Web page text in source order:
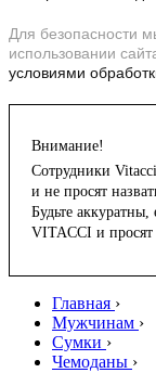
Для безопасности
использовании
условиями
Внимание!
Сотрудники
и не просят
Будьте
VITACCI и
Главная ›
Мужчинам ›
Сумки ›
Чемоданы ›